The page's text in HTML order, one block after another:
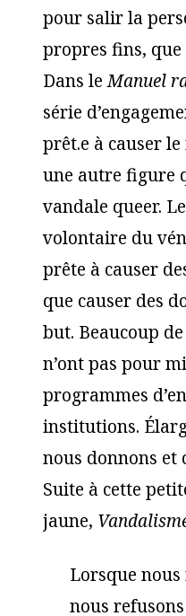
pour salir la
propres fins, que
Dans leManuel
série
prêt.e à causer
une autre figure
vandale queer.
volontaire du
prête à causer
que causer des
but. Beaucoup
n’ont pas pour
programmes
institutions.
nous donnons et
Suite à cette
jaune,
Lorsque
nous